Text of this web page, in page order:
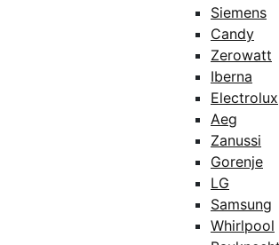
Siemens
Candy
Zerowatt
Iberna
Electrolux
Aeg
Zanussi
Gorenje
LG
Samsung
Whirlpool